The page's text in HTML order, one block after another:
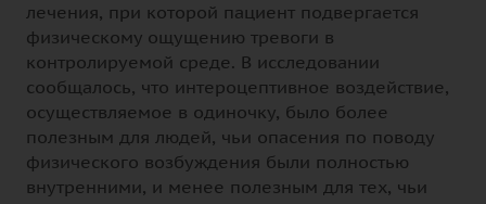
лечения, при которой пациент подвергается
физическому ощущению тревоги в
контролируемой среде. В исследовании
сообщалось, что интероцептивное воздействие,
осуществляемое в одиночку, было более
полезным для людей, чьи опасения по поводу
физического возбуждения были полностью
внутренними, и менее полезным для тех, чьи